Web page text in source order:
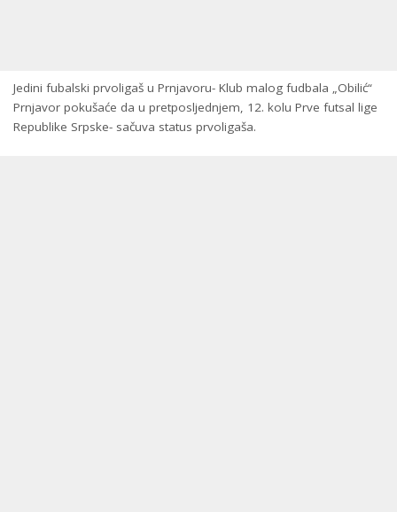
Jedini fubalski prvoligaš u Prnjavoru- Klub malog fudbala „Obilić“
Prnjavor pokušaće da u pretposljednjem, 12. kolu Prve futsal lige
Republike Srpske- sačuva status prvoligaša.